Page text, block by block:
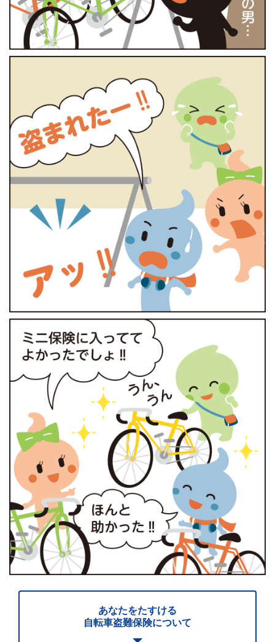
あなたをたすける
自転車盗難保険について